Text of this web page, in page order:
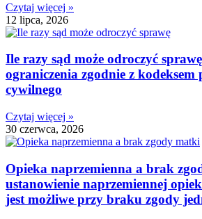
Czytaj więcej »
12 lipca, 2026
Ile razy sąd może odroczyć
ograniczenia zgodnie z kodeksem
cywilnego
Czytaj więcej »
30 czerwca, 2026
Opieka naprzemienna a brak
ustanowienie naprzemiennej
jest możliwe przy braku zgody